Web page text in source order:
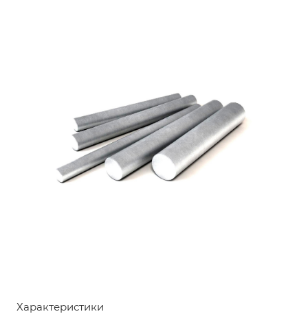
Характеристики